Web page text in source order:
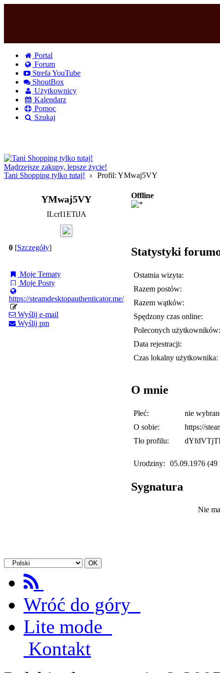
Portal
Forum
Strefa YouTube
ShoutBox
Użytkownicy
Kalendarz
Pomoc
Szukaj
Mądrzejsze zakupy, lepsze życie!
Tani Shopping tylko tutaj!
Profil: YMwaj5VY
YMwaj5VY
ILcrI1ETiJA
0 [Szczegóły]
Moje Tematy
Moje Posty
https://steamdesktopauthenticator.me/
Wyślij e-mail
Wyślij pm
Offline
Statystyki
Ostatnia wizyta:
Razem postów:
Razem wątków:
Spędzony czas online:
Poleconych użytkowników:
Data rejestracji:
Czas lokalny użytkownika:
O mnie
Płeć:
nie
O sobie:
https://
Tło profilu:
Urodziny: 05.09.1976 (49
Sygnatura
Nie
Wróć do góry
Lite mode
Kontakt